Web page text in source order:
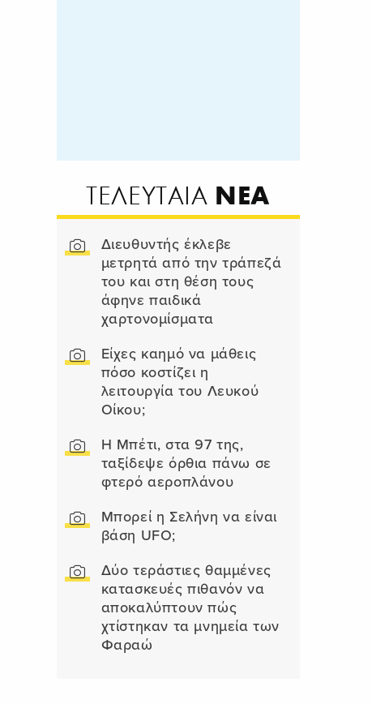
ΤΕΛΕΥΤΑΙΑ ΝΕΑ
Διευθυντής έκλεβε
μετρητά από την τράπεζά
του και στη θέση τους
άφηνε παιδικά
χαρτονομίσματα
Είχες καημό να μάθεις
πόσο κοστίζει η
λειτουργία του Λευκού
Οίκου;
Η Μπέτι, στα 97 της,
ταξίδεψε όρθια πάνω σε
φτερό αεροπλάνου
Μπορεί η Σελήνη να είναι
βάση UFO;
Δύο τεράστιες θαμμένες
κατασκευές πιθανόν να
αποκαλύπτουν πώς
χτίστηκαν τα μνημεία των
Φαραώ